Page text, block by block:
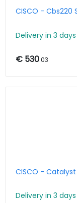
CISCO - Cbs220
Delivery in 3 days
€ 530.03
CISCO -
Delivery in 3 days